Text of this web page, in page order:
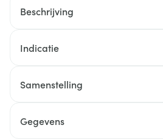
Beschrijving
Indicatie
Samenstelling
Gegevens